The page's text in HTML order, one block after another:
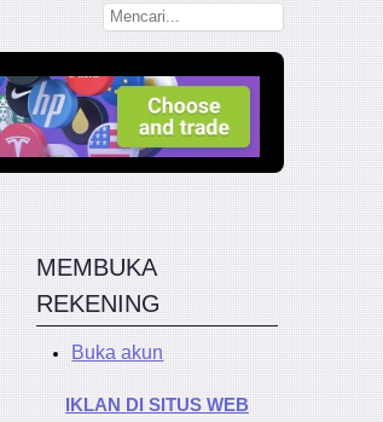
MEMBUKA
REKENING
Buka akun
IKLAN DI SITUS WEB